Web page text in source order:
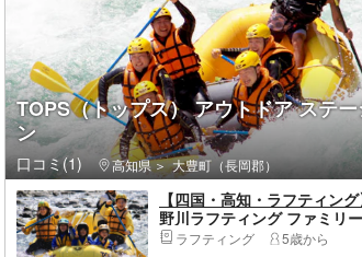
TOPS（トップス） アウトドア ステ
ン
口コミ(1) 高知県 大豊町（長岡郡）
【四国・高知・ラフティン
野川ラフティング ファミリ
わくコース＜5歳から参加OK
ラフティング 5歳から